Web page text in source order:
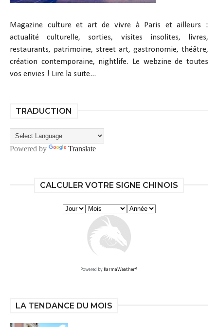
Magazine culture et art de vivre à Paris et ailleurs :
actualité culturelle, sorties, visites insolites, livres,
restaurants, patrimoine, street art, gastronomie, théâtre,
création contemporaine, nightlife. Le webzine de toutes
vos envies ! Lire la suite...
TRADUCTION
Powered by Translate
CALCULER VOTRE SIGNE CHINOIS
Powered by KarmaWeather®
LA TENDANCE DU MOIS